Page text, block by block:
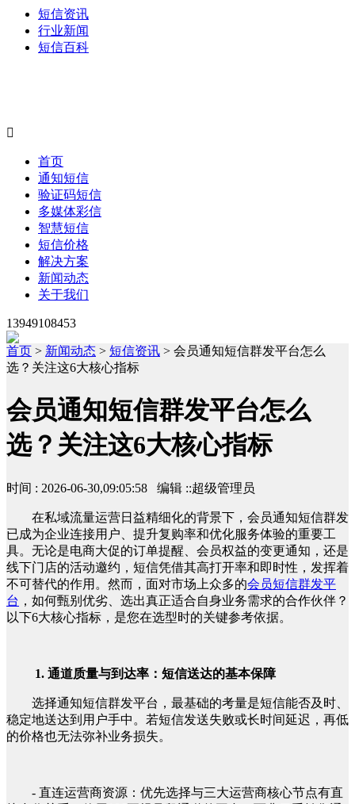
短信资讯
行业新闻
短信百科

首页
通知短信
验证码短信
多媒体彩信
智慧短信
短信价格
解决方案
新闻动态
关于我们
13949108453
首页 > 新闻动态 > 短信资讯 > 会员通知短信群发平台怎么
选？关注这6大核心指标
会员通知短信群发平台怎么
选？关注这6大核心指标
时间 : 2026-06-30,09:05:58 编辑 ::超级管理员
在私域流量运营日益精细化的背景下，会员通知短信群发
已成为企业连接用户、提升复购率和优化服务体验的重要工
具。无论是电商大促的订单提醒、会员权益的变更通知，还是
线下门店的活动邀约，短信凭借其高打开率和即时性，发挥着
不可替代的作用。然而，面对市场上众多的会员短信群发平
台 ，如何甄别优劣、选出真正适合自身业务需求的合作伙伴？
以下6大核心指标，是您在选型时的关键参考依据。
1. 通道质量与到达率：短信送达的基本保障
选择通知短信群发平台，最基础的考量是短信能否及时、
稳定地送达到用户手中。若短信发送失败或长时间延迟，再低
的价格也无法弥补业务损失。
- 直连运营商资源：优先选择与三大运营商核心节点有直